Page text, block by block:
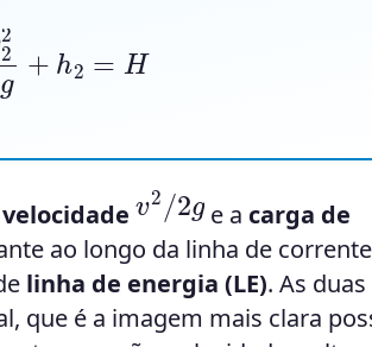
2
2 /2
e a carga de
ao longo da linha de
linha de energia (LE). As
que é a imagem mais clara